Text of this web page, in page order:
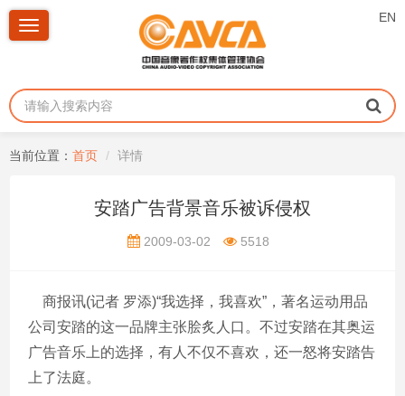
EN
Toggle
当前位置： 首页 详情
安踏广告背景音乐被诉侵权
2009-03-02 5518
商报讯(记者 罗添)“我选择，我喜欢”，著名运动用品
公司安踏的这一品牌主张脍炙人口。不过安踏在其奥运
广告音乐上的选择，有人不仅不喜欢，还一怒将安踏告
上了法庭。